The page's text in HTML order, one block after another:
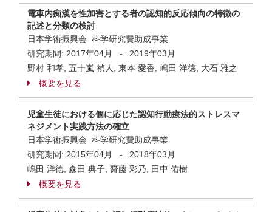
電車内痴漢を性加害とする者の認知的反応傾向の特徴の
記述と分類の検討
日本学術振興会 科学研究費助成事業
研究期間: 2017年04月 -
2019年03月
野村 和孝, 五十嵐 禎人, 東本 愛香, 嶋田 洋徳, 大石 雅之
概要を見る
児童生徒における個に応じた認知行動療法的ストレスマ
ネジメント実践方法の確立
日本学術振興会 科学研究費助成事業
研究期間: 2015年04月 -
2018年03月
嶋田 洋徳, 森田 典子, 齋藤 彩乃, 田中 佑樹
概要を見る